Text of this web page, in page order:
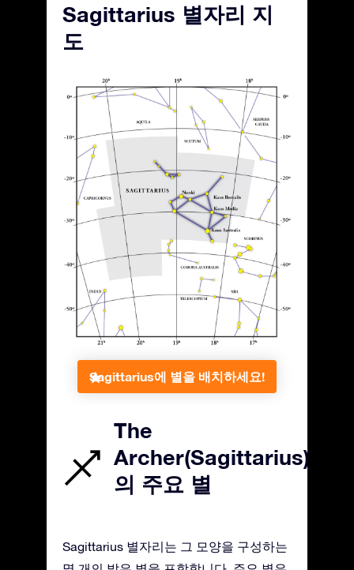
Sagittarius 별자리 지
도
Sagittarius에 별을 배치하세요!
The
Archer(Sagittarius)
의 주요 별
Sagittarius 별자리는 그 모양을 구성하는